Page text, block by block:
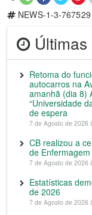
NEWS-1-3-767529
Retoma do
autocarros na
amanhã (dia 8)
“Universidade
de espera
7 de Agosto de 2026
CB realizou a
de
7 de Agosto de 2026
Estatísticas
de 2026
7 de Agosto de 2026